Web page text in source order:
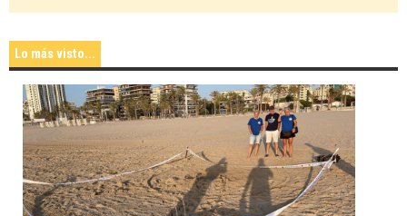
Lo más visto...